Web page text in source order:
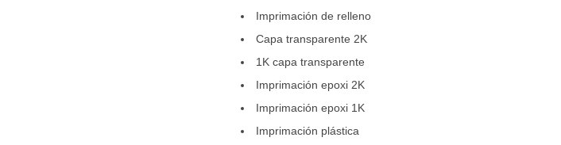
Imprimación de relleno
Capa transparente 2K
1K capa transparente
Imprimación epoxi 2K
Imprimación epoxi 1K
Imprimación plástica